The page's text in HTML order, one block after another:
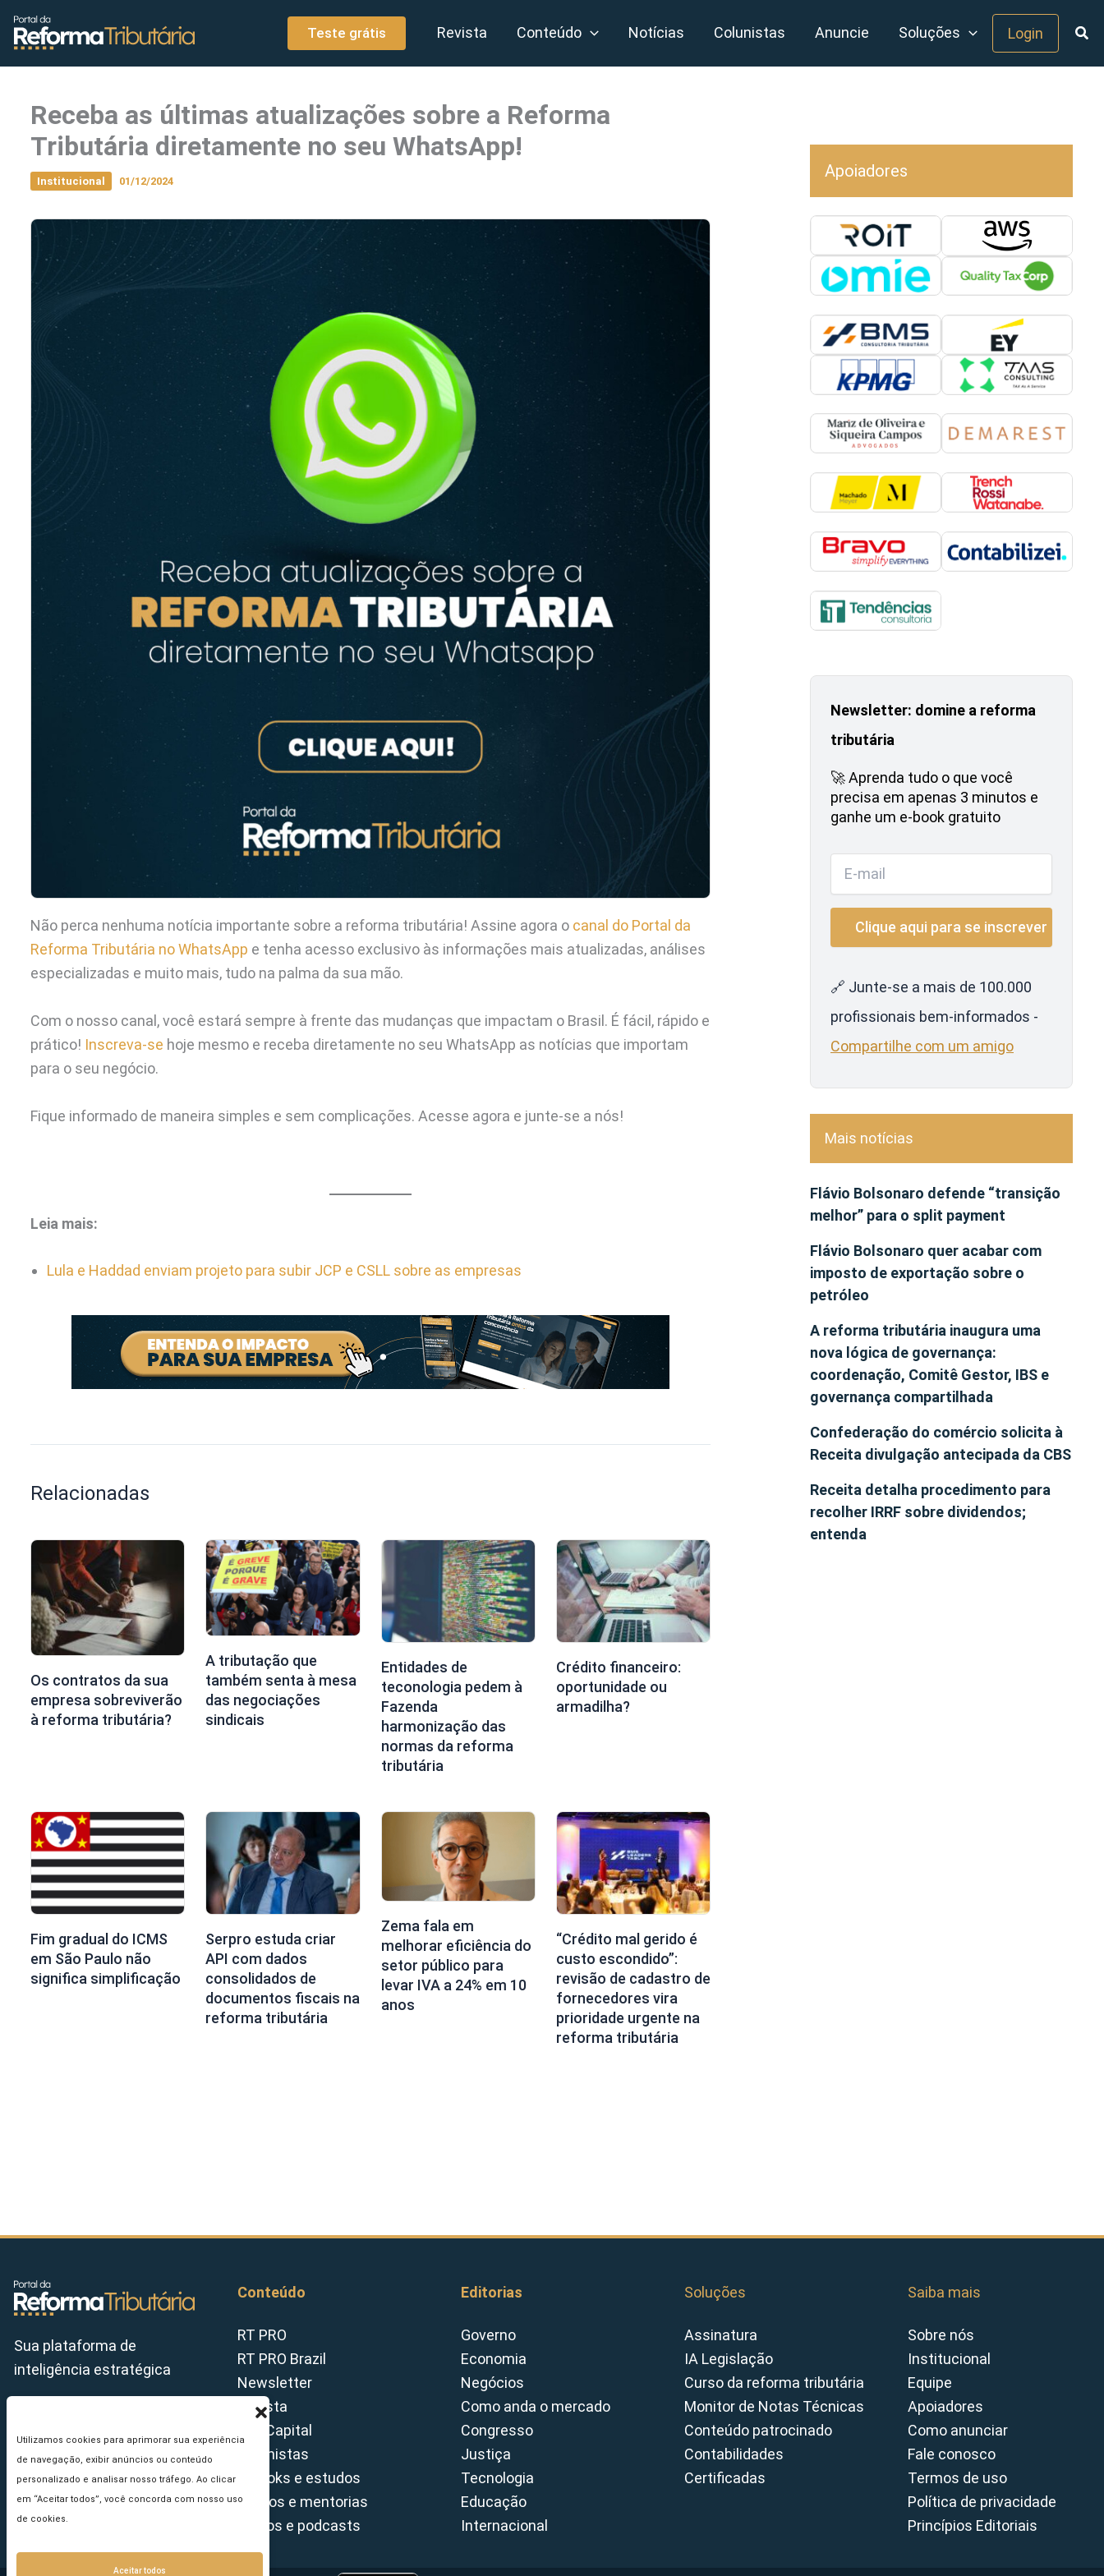
Utilizamos cookies para aprimorar sua experiência
de navegação, exibir anúncios ou conteúdo
personalizado e analisar nosso tráfego. Ao clicar
em “Aceitar todos”, você concorda com nosso uso
de cookies.
Aceitar todos
conteúdo
Teste grátis Revista Conteúdo Notícias Colunistas Anuncie Soluções Login
Receba as últimas atualizações sobre a Reforma
Tributária diretamente no seu WhatsApp!
Institucional 01/12/2024
Não perca nenhuma notícia importante sobre a reforma tributária! Assine agora o canal do Portal da
Reforma Tributária no WhatsApp e tenha acesso exclusivo às informações mais atualizadas, análises
especializadas e muito mais, tudo na palma da sua mão.
Com o nosso canal, você estará sempre à frente das mudanças que impactam o Brasil. É fácil, rápido e
prático! Inscreva-se hoje mesmo e receba diretamente no seu WhatsApp as notícias que importam
para o seu negócio.
Fique informado de maneira simples e sem complicações. Acesse agora e junte-se a nós!
Leia mais:
Lula e Haddad enviam projeto para subir JCP e CSLL sobre as empresas
Relacionadas
Os contratos da sua
empresa sobreviverão
à reforma tributária?
A tributação que
também senta à mesa
das negociações
sindicais
Entidades de
teconologia pedem à
Fazenda
harmonização das
normas da reforma
tributária
Crédito financeiro:
oportunidade ou
armadilha?
Fim gradual do ICMS
em São Paulo não
significa simplificação
Serpro estuda criar
API com dados
consolidados de
documentos fiscais na
reforma tributária
Zema fala em
melhorar eficiência do
setor público para
levar IVA a 24% em 10
anos
“Crédito mal gerido é
custo escondido”:
revisão de cadastro de
fornecedores vira
prioridade urgente na
reforma tributária
Apoiadores
Newsletter: domine a reforma
tributária
🚀 Aprenda tudo o que você
precisa em apenas 3 minutos e
ganhe um e-book gratuito
🔗 Junte-se a mais de 100.000
profissionais bem-informados -
Compartilhe com um amigo
Mais notícias
Flávio Bolsonaro defende “transição
melhor” para o split payment
Flávio Bolsonaro quer acabar com
imposto de exportação sobre o
petróleo
A reforma tributária inaugura uma
nova lógica de governança:
coordenação, Comitê Gestor, IBS e
governança compartilhada
Confederação do comércio solicita à
Receita divulgação antecipada da CBS
Receita detalha procedimento para
recolher IRRF sobre dividendos;
entenda
Sua plataforma de
inteligência estratégica
Conteúdo
RT PRO
RT PRO Brazil
Newsletter
Revista
Tax Capital
Colunistas
E-books e estudos
Cursos e mentorias
Vídeos e podcasts
Editorias
Governo
Economia
Negócios
Como anda o mercado
Congresso
Justiça
Tecnologia
Educação
Internacional
Soluções
Assinatura
IA Legislação
Curso da reforma tributária
Monitor de Notas Técnicas
Conteúdo patrocinado
Contabilidades
Certificadas
Saiba mais
Sobre nós
Institucional
Equipe
Apoiadores
Como anunciar
Fale conosco
Termos de uso
Política de privacidade
Princípios Editoriais